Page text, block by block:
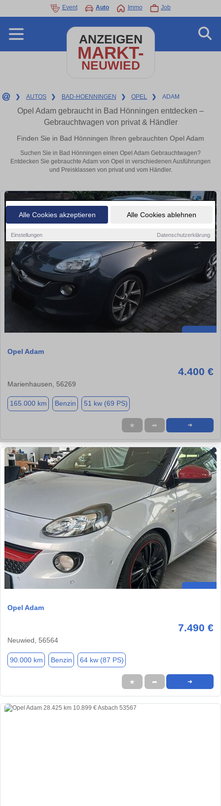
Alle Cookies akzeptieren Alle Cookies ablehnen
Einstellungen Datenschutzerklärung
Event Auto Immo Job
ANZEIGEN
MARKT-
NEUWIED
❯ AUTOS ❯ BAD-HOENNINGEN ❯ OPEL ❯ ADAM
Opel Adam gebraucht in Bad Hönningen entdecken –
Gebrauchtwagen von privat & Händler
Finden Sie in Bad Hönningen Ihren gebrauchten Opel Adam
Suchen Sie in Bad Hönningen einen Opel Adam Gebrauchtwagen?
Entdecken Sie gebrauchte Adam von Opel in verschiedenen Ausführungen
und Preisklassen von privat und vom Händler.
Opel Adam
4.400 €
Marienhausen, 56269
165.000 km Benzin 51 kw (69 PS)
★ ➦ ➜
Opel Adam
7.490 €
Neuwied, 56564
90.000 km Benzin 64 kw (87 PS)
★ ➦ ➜